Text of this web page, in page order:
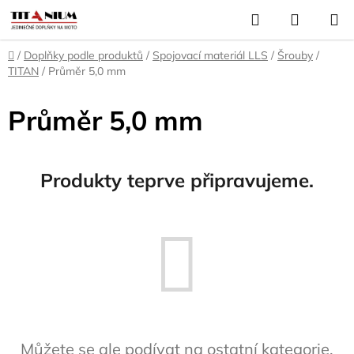
Přejít
na
obsah
Hledat
KOŠÍK
Domů
/ Doplňky podle produktů / Spojovací materiál LLS / Šrouby /
TITAN / Průměr 5,0 mm
Průměr 5,0 mm
Produkty teprve připravujeme.
Můžete se ale podívat na ostatní kategorie.